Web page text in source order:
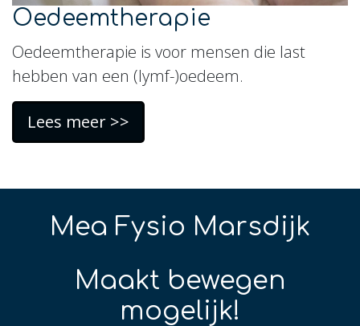
Oedeemtherapie
Oedeemtherapie is voor mensen die last
hebben van een (lymf-)oedeem.
Lees meer >>
Mea Fysio Marsdijk
Maakt bewegen
mogelijk!